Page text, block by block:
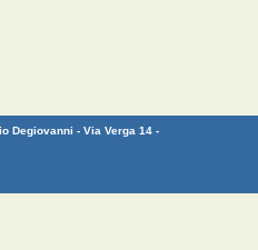
Degiovanni - Via Verga 14 -